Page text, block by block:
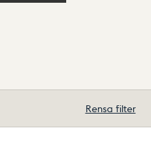
Rensa filter